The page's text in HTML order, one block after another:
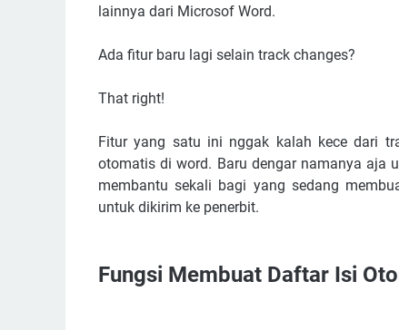
lainnya dari Microsof Word.
Ada fitur baru lagi selain track changes?
That right!
Fitur yang satu ini nggak kalah kece dari
otomatis di word. Baru dengar namanya aja
membantu sekali bagi yang sedang
untuk dikirim ke penerbit.
Fungsi Membuat Daftar Isi